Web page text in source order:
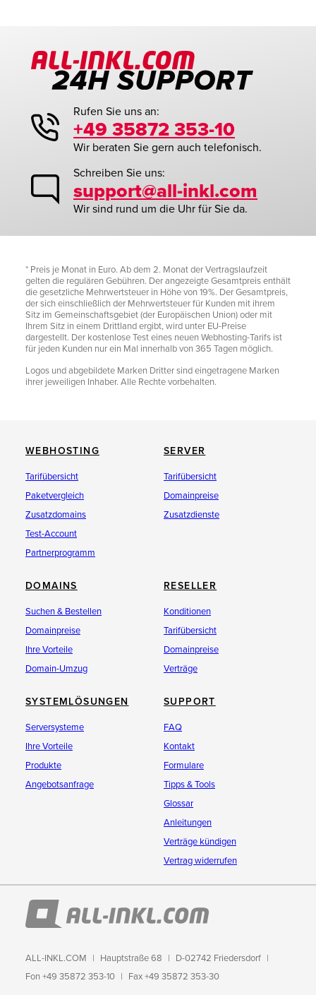
Rufen Sie uns an:
+49 35872 353-10
Wir beraten Sie gern auch telefonisch.
Schreiben Sie uns:
support@all-inkl.com
Wir sind rund um die Uhr für Sie da.
* Preis je Monat in Euro. Ab dem 2. Monat der Vertragslaufzeit
gelten die regulären Gebühren. Der angezeigte Gesamtpreis enthält
die gesetzliche Mehrwertsteuer in Höhe von 19%. Der Gesamtpreis,
der sich einschließlich der Mehrwertsteuer für Kunden mit ihrem
Sitz im Gemeinschaftsgebiet (der Europäischen Union) oder mit
Ihrem Sitz in einem Drittland ergibt, wird unter EU-Preise
dargestellt. Der kostenlose Test eines neuen Webhosting-Tarifs ist
für jeden Kunden nur ein Mal innerhalb von 365 Tagen möglich.
Logos und abgebildete Marken Dritter sind eingetragene Marken
ihrer jeweiligen Inhaber. Alle Rechte vorbehalten.
WEBHOSTING
Tarifübersicht
Paketvergleich
Zusatzdomains
Test-Account
Partnerprogramm
SERVER
Tarifübersicht
Domainpreise
Zusatzdienste
DOMAINS
Suchen & Bestellen
Domainpreise
Ihre Vorteile
Domain-Umzug
RESELLER
Konditionen
Tarifübersicht
Domainpreise
Verträge
SYSTEMLÖSUNGEN
Serversysteme
Ihre Vorteile
Produkte
Angebotsanfrage
SUPPORT
FAQ
Kontakt
Formulare
Tipps & Tools
Glossar
Anleitungen
Verträge kündigen
Vertrag widerrufen
ALL-INKL.COM Hauptstraße 68
D-02742 Friedersdorf
Fon +49 35872 353-10
Fax +49 35872 353-30